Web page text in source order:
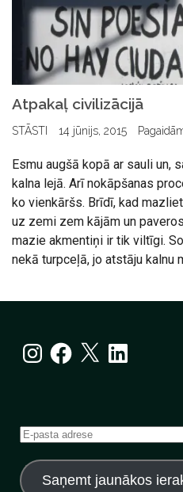
Atpakaļ civilizācijā
STĀSTI 14 jūnijs, 2015
Esmu augšā kopā ar sauli un,
kalna lejā. Arī nokāpšanas
ko vienkāršs. Brīdī, kad
uz zemi zem kājām un
mazie akmentiņi ir tik viltīgi.
nekā turpceļā, jo atstāju kalnu
InstagramFacebook
X LinkedIn
E-
adrese
Saņemt jaunākos